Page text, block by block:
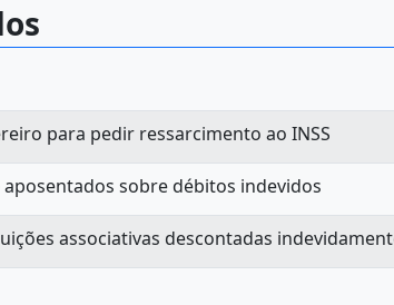
para pedir ressarcimento ao INSS
sobre débitos indevidos
associativas descontadas